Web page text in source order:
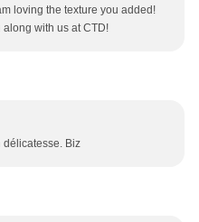
loving the texture you added!
with us at CTD!
délicatesse. Biz